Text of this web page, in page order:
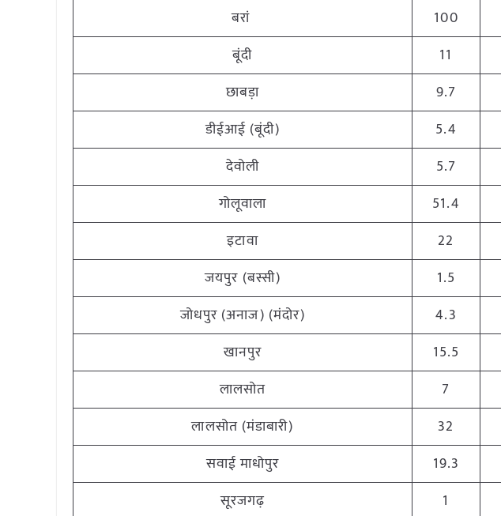
बरां
100
बूंदी
11
छाबड़ा
9.7
डीईआई (बूंदी)
5.4
देवोली
5.7
गोलूवाला
51.4
इटावा
22
जयपुर (बस्सी)
1.5
जोधपुर (अनाज) (मंदोर)
4.3
खानपुर
15.5
लालसोत
7
लालसोत (मंडाबारी)
32
सवाई माधोपुर
19.3
सूरजगढ़
1